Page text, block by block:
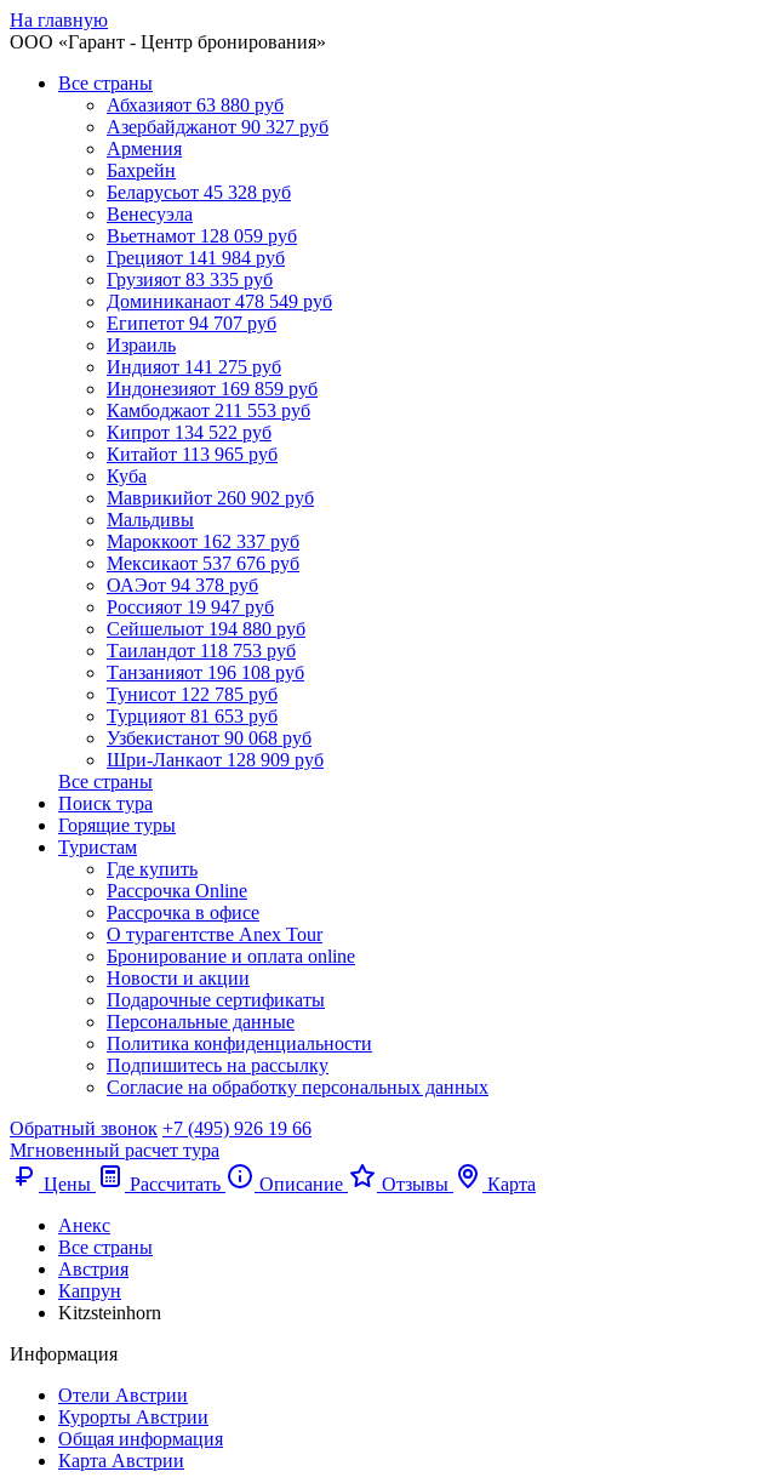
На главную
ООО «Гарант - Центр бронирования»
Все страны
Абхазияот 63 880 руб
Азербайджанот 90 327 руб
Армения
Бахрейн
Беларусьот 45 328 руб
Венесуэла
Вьетнамот 128 059 руб
Грецияот 141 984 руб
Грузияот 83 335 руб
Доминиканаот 478 549 руб
Египетот 94 707 руб
Израиль
Индияот 141 275 руб
Индонезияот 169 859 руб
Камбоджаот 211 553 руб
Кипрот 134 522 руб
Китайот 113 965 руб
Куба
Маврикийот 260 902 руб
Мальдивы
Мароккоот 162 337 руб
Мексикаот 537 676 руб
ОАЭот 94 378 руб
Россияот 19 947 руб
Сейшелыот 194 880 руб
Таиландот 118 753 руб
Танзанияот 196 108 руб
Тунисот 122 785 руб
Турцияот 81 653 руб
Узбекистанот 90 068 руб
Шри-Ланкаот 128 909 руб
Все страны
Поиск тура
Горящие туры
Туристам
Где купить
Рассрочка Online
Рассрочка в офисе
О турагентстве Anex Tour
Бронирование и оплата online
Новости и акции
Подарочные сертификаты
Персональные данные
Политика конфиденциальности
Подпишитесь на рассылку
Согласие на обработку персональных данных
Обратный звонок +7 (495) 926 19 66
Мгновенный расчет тура
Цены
Рассчитать Описание Отзывы
Карта
Анекс
Все страны
Австрия
Капрун
Kitzsteinhorn
Информация
Отели Австрии
Курорты Австрии
Общая информация
Карта Австрии